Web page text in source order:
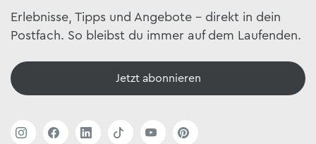
Erlebnisse, Tipps und Angebote – direkt in dein
Postfach. So bleibst du immer auf dem Laufenden.
Jetzt abonnieren